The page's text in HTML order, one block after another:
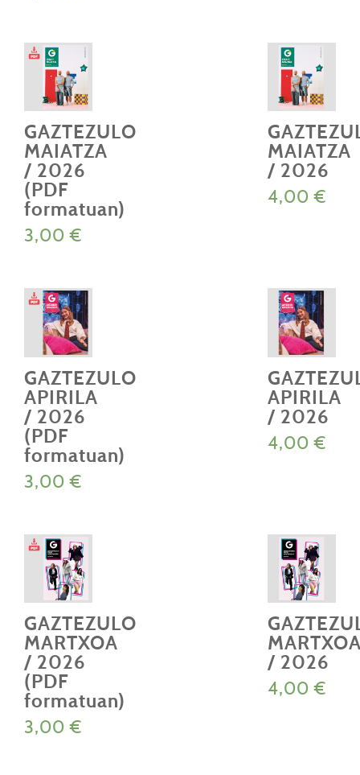
GAZTEZULO
MAIATZA
/ 2026
(PDF
formatuan)
3,00€
MAIATZA
/ 2026
4,00€
GAZTEZULO
APIRILA
/ 2026
(PDF
formatuan)
3,00€
APIRILA
/ 2026
4,00€
GAZTEZULO
MARTXOA
/ 2026
(PDF
formatuan)
3,00€
/ 2026
4,00€